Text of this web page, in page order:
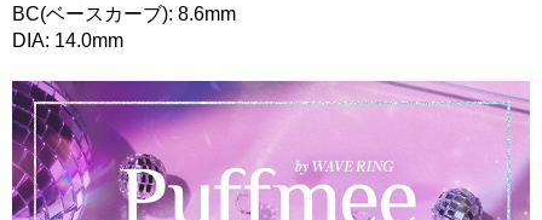
BC(ベースカーブ): 8.6mm
DIA: 14.0mm